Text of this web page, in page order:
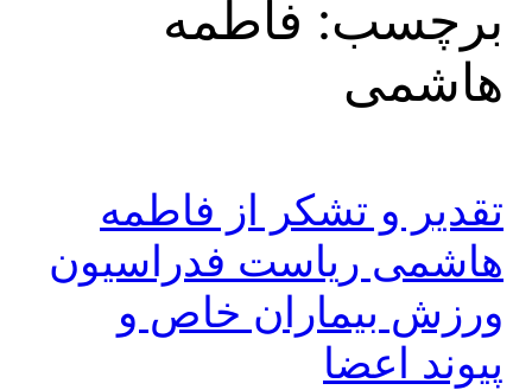
برچسب: فاطمه
هاشمی
تقدیر و تشکر از فاطمه
هاشمی ریاست فدراسیون
ورزش بیماران خاص و
پیوند اعضا